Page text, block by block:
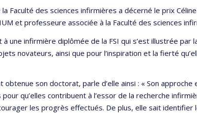
Faculté des sciences infirmières a décerné le prix
et professeure associée à la Faculté des sciences
une infirmière diplômée de la FSI qui s’est illustrée
novateurs, ainsi que pour l’inspiration et la fierté
son doctorat, parle d’elle ainsi : « Son
qu’elles contribuent à l’essor de la recherche
les progrès effectués. De plus, elle sait